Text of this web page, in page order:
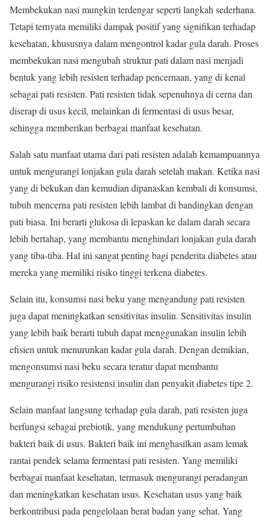
Membekukan nasi mungkin terdengar seperti langkah sederhana.
Tetapi ternyata memiliki dampak positif yang signifikan terhadap
kesehatan, khususnya dalam mengontrol kadar gula darah. Proses
membekukan nasi mengubah struktur pati dalam nasi menjadi
bentuk yang lebih resisten terhadap pencernaan, yang di kenal
sebagai pati resisten. Pati resisten tidak sepenuhnya di cerna dan
diserap di usus kecil, melainkan di fermentasi di usus besar,
sehingga memberikan berbagai manfaat kesehatan.
Salah satu manfaat utama dari pati resisten adalah kemampuannya
untuk mengurangi lonjakan gula darah setelah makan. Ketika nasi
yang di bekukan dan kemudian dipanaskan kembali di konsumsi,
tubuh mencerna pati resisten lebih lambat di bandingkan dengan
pati biasa. Ini berarti glukosa di lepaskan ke dalam darah secara
lebih bertahap, yang membantu menghindari lonjakan gula darah
yang tiba-tiba. Hal ini sangat penting bagi penderita diabetes atau
mereka yang memiliki risiko tinggi terkena diabetes.
Selain itu, konsumsi nasi beku yang mengandung pati resisten
juga dapat meningkatkan sensitivitas insulin. Sensitivitas insulin
yang lebih baik berarti tubuh dapat menggunakan insulin lebih
efisien untuk menurunkan kadar gula darah. Dengan demikian,
mengonsumsi nasi beku secara teratur dapat membantu
mengurangi risiko resistensi insulin dan penyakit diabetes tipe 2.
Selain manfaat langsung terhadap gula darah, pati resisten juga
berfungsi sebagai prebiotik, yang mendukung pertumbuhan
bakteri baik di usus. Bakteri baik ini menghasilkan asam lemak
rantai pendek selama fermentasi pati resisten. Yang memiliki
berbagai manfaat kesehatan, termasuk mengurangi peradangan
dan meningkatkan kesehatan usus. Kesehatan usus yang baik
berkontribusi pada pengelolaan berat badan yang sehat. Yang